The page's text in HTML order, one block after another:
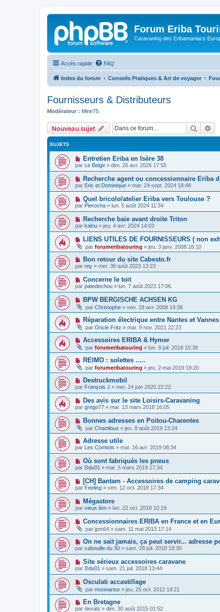
Forum Eriba
Caravaning des Eribamaniacs
Accès rapide FAQ
Index du forum Conseils Pratiques & Art de voyager
Fournisseurs & Distributeurs
Modérateur : Mine75
Nouveau sujet
SUJETS
Entretien Eriba en Isère 38
par Le Belge » dim. 26 avr. 2026 17:55
Recherche agent ou concessionnaire Eriba
par Eric et Dominique » mar. 24 sept. 2024 18:48
Quel bricolo/atelier Eriba vers Toulouse ?
par Pierocha » lun. 5 août 2024 11:34
Recherche baie avant droite Triton
par kalou » jeu. 4 avr. 2024 14:03
LIENS UTILES DE FOURNISSEURS ( non
par forumeribatouring » jeu. 3 janv. 2008 16:10
Bon retour du site Cabesto.fr
par rey » mer. 30 août 2023 13:23
Concerne le toit
par patedechou » lun. 7 août 2023 17:06
BPW BERGISCHE ACHSEN KG
par Christophe » ven. 18 avr. 2008 14:38
Réparation électrique entre Nantes et Vannes
par Oncle Fritz » mar. 9 nov. 2021 22:23
Accessoires ERIBA & Hymer
par forumeribatouring » lun. 9 juil. 2018 15:38
REIMO : solettes .....
par forumeribatouring » jeu. 2 mai 2019 19:20
Destruckmobil
par François J » mer. 24 juin 2020 22:22
Des avis sur le site Loisirs-Caravaning
par grego77 » mar. 13 mars 2018 16:05
Bonnes adresses en Poitou-Charentes
par Chantibus » jeu. 8 août 2019 13:24
Adresse utile
par Les Comtois » mar. 16 avr. 2019 08:34
Où sont fabriqués les pneus
par Ddu01 » mar. 5 mars 2019 17:34
[CH] Bantam - Accessoires de camping
par Feeling » ven. 12 oct. 2018 17:34
Mégastore
par vieux.lion » lun. 22 oct. 2018 10:19
Concessionnaires ERIBA en France et en
par jpm64 » sam. 11 mai 2013 17:14
On ne sait jamais, ça peut servir... adresse
par cabouille du 30 » sam. 28 juil. 2018 18:30
Site sérieux accessoires caravane
par Ddu01 » sam. 21 juil. 2018 13:44
Osculati accastillage
par moonarise » jeu. 25 oct. 2012 19:21
En Bretagne
par devals » dim. 30 août 2015 01:52